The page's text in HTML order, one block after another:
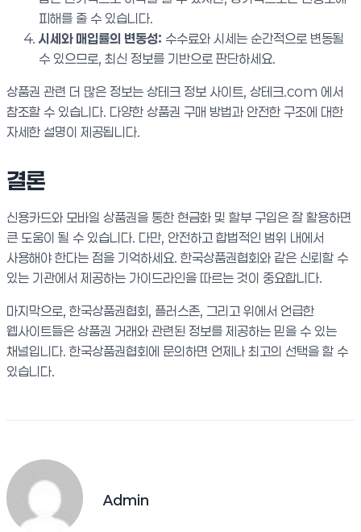
피해를 줄 수 있습니다.
시세와 매입률의 변동성: 수수료와 시세는 순간적으로 변동될
수 있으므로, 최신 정보를 기반으로 판단하세요.
상품권 관련 더 많은 정보는 상테크 정보 사이트, 상테크.com 에서
참조할 수 있습니다. 다양한 상품권 구매 방법과 안전한 구조에 대한
자세한 설명이 제공됩니다.
결론
신용카드와 모바일 상품권을 통한 현금화 및 할부 구입은 잘 활용하면
큰 도움이 될 수 있습니다. 다만, 안전하고 합법적인 범위 내에서
사용해야 한다는 점을 기억하세요. 한국상품권협회와 같은 신뢰할 수
있는 기관에서 제공하는 가이드라인을 따르는 것이 중요합니다.
마지막으로, 한국상품권협회, 플러스존, 그리고 위에서 언급한
웹사이트들은 상품권 거래와 관련된 정보를 제공하는 믿을 수 있는
채널입니다. 한국상품권협회에 문의하면 언제나 최고의 선택을 할 수
있습니다.
Admin